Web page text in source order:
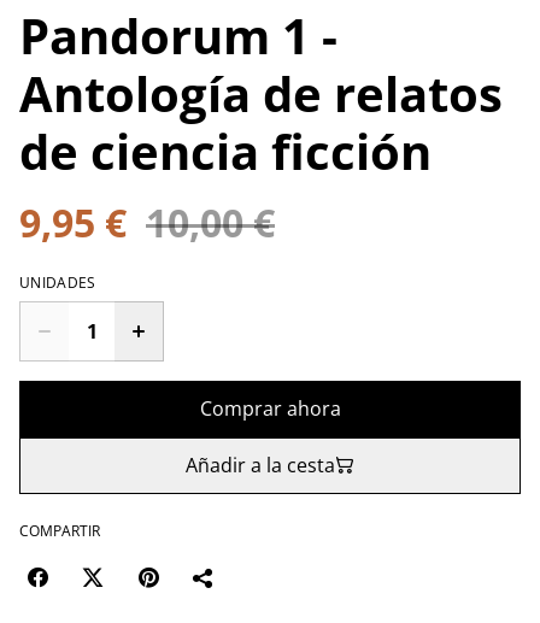
Pandorum 1 -
Antología de relatos
de ciencia ficción
9,95 € 10,00 €
UNIDADES
Comprar ahora
Añadir a la cesta
COMPARTIR